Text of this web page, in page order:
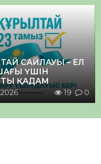
САЙЛАУЫ – ЕЛ
ҮШІН
ҚАДАМ
19 0